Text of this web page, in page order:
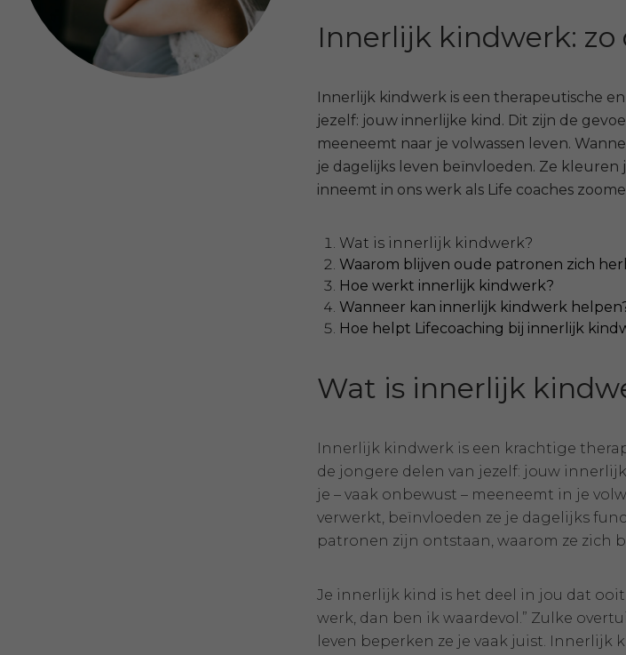
Innerlijk kindwerk:
Innerlijk kindwerk is een therapeutische
jezelf: jouw innerlijke kind. Dit zijn de
meeneemt naar je volwassen leven.
je dagelijks leven beïnvloeden. Ze kleuren
inneemt in ons werk als Life coaches
Wat is innerlijk kindwerk?
Waarom blijven oude patronen zich
Hoe werkt innerlijk kindwerk?
Wanneer kan innerlijk kindwerk
Hoe helpt Lifecoaching bij innerlijk
Wat is innerlijk
Innerlijk kindwerk is een krachtige
de jongere delen van jezelf: jouw
je – vaak onbewust – meeneemt in je
verwerkt, beïnvloeden ze je dagelijks
patronen zijn ontstaan, waarom ze zich
Je innerlijk kind is het deel in jou dat ooit
werk, dan ben ik waardevol.” Zulke
leven beperken ze je vaak juist.